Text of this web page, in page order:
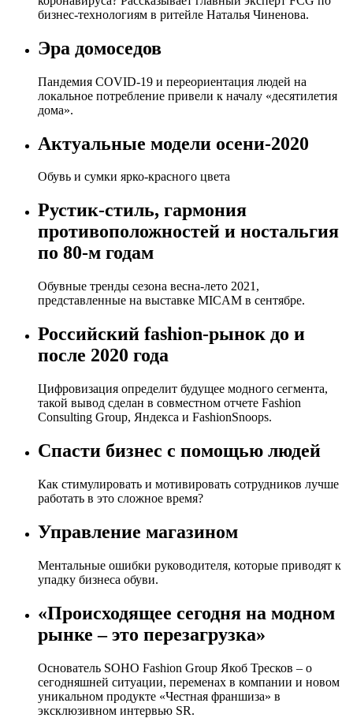
бизнес-технологиям в ритейле Наталья Чиненова.
Эра домоседов
Пандемия COVID-19 и переориентация людей на
локальное потребление привели к началу «десятилетия
дома».
Актуальные модели осени-2020
Обувь и сумки ярко-красного цвета
Рустик-стиль, гармония
противоположностей и ностальгия
по 80-м годам
Обувные тренды сезона весна-лето 2021,
представленные на выставке MICAM в сентябре.
Российский fashion-рынок до и
после 2020 года
Цифровизация определит будущее модного сегмента,
такой вывод сделан в совместном отчете Fashion
Consulting Group, Яндекса и FashionSnoops.
Спасти бизнес с помощью людей
Как стимулировать и мотивировать сотрудников лучше
работать в это сложное время?
Управление магазином
Ментальные ошибки руководителя, которые приводят к
упадку бизнеса обуви.
«Происходящее сегодня на модном
рынке – это перезагрузка»
Основатель SOHO Fashion Group Якоб Тресков – о
сегодняшней ситуации, переменах в компании и новом
уникальном продукте «Честная франшиза» в
эксклюзивном интервью SR.